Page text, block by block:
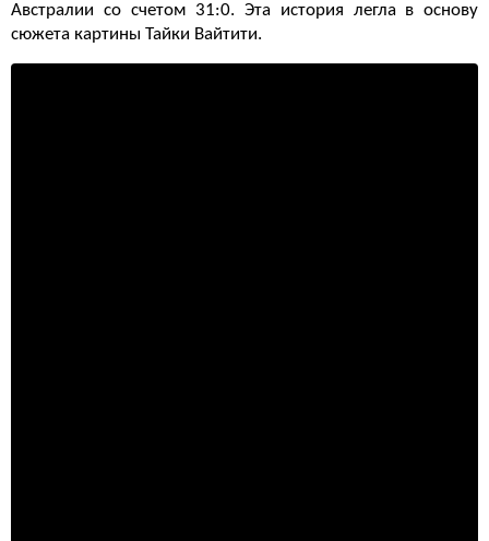
Австралии со счетом 31:0. Эта история легла в основу
сюжета картины Тайки Вайтити.